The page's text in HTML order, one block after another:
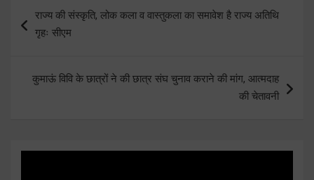
navigation
राज्य की संस्कृति, लोक कला व वास्तुकला का समावेश है राज्य अतिथि
गृहः सीएम
कुमाऊं विवि के छात्रों ने की छात्र संघ चुनाव कराने की मांग, आत्मदाह
की चेतावनी